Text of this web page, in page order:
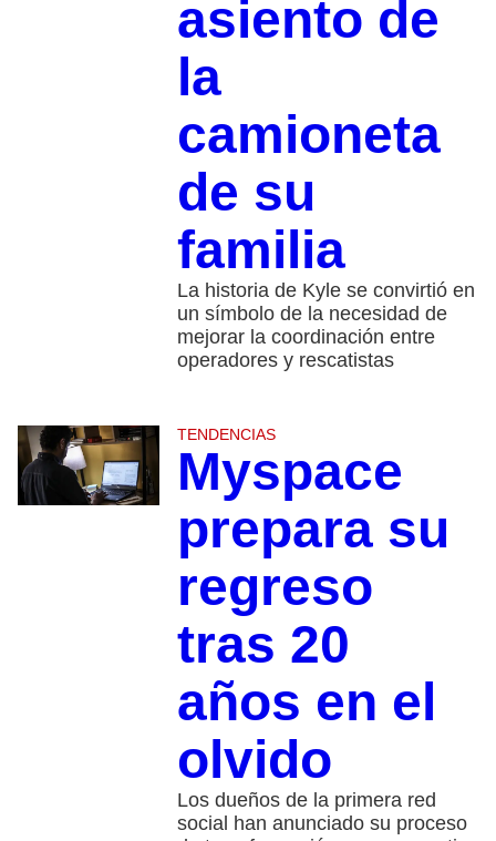
asiento de
la
camioneta
de su
familia
La historia de Kyle se convirtió en
un símbolo de la necesidad de
mejorar la coordinación entre
operadores y rescatistas
TENDENCIAS
Myspace
prepara su
regreso
tras 20
años en el
olvido
Los dueños de la primera red
social han anunciado su proceso